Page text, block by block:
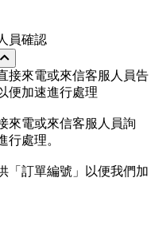
員確認
接來電或來信客服人員告
便加速進行處理
來電或來信客服人員詢
行處理。
「訂單編號」以便我們加